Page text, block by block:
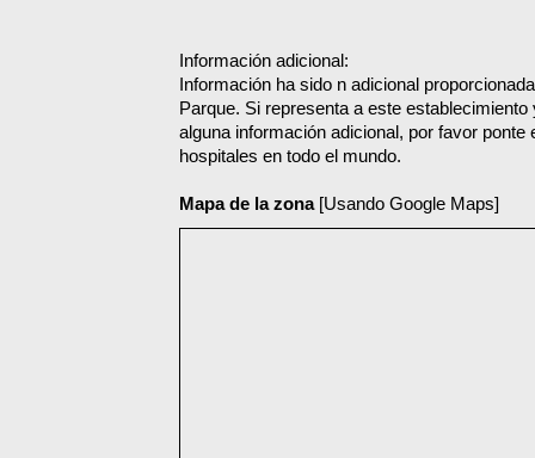
Información adicional:
Información ha sido n adicional
Parque. Si representa a este
alguna información adicional, por favor ponte
hospitales en todo el mundo.
Mapa de la zona[Usando Google Maps]